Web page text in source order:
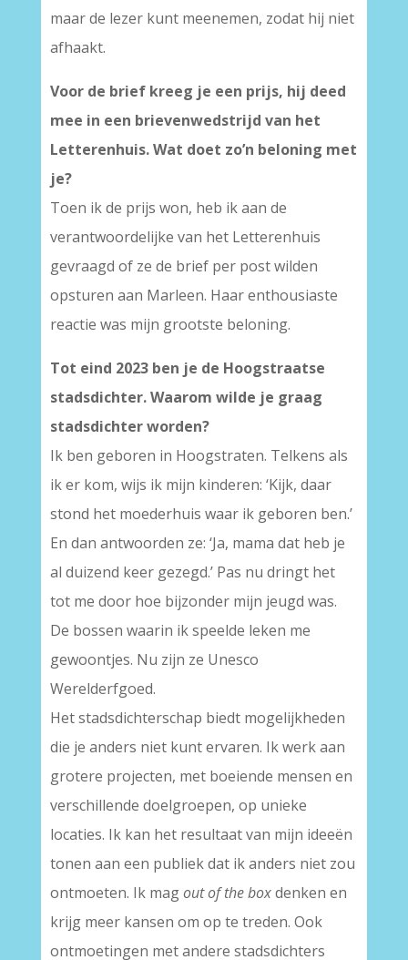
maar de lezer kunt meenemen, zodat hij niet
afhaakt.
Voor de brief kreeg je een prijs, hij deed
mee in een brievenwedstrijd van het
Letterenhuis. Wat doet zo’n beloning met
je?
Toen ik de prijs won, heb ik aan de
verantwoordelijke van het Letterenhuis
gevraagd of ze de brief per post wilden
opsturen aan Marleen. Haar enthousiaste
reactie was mijn grootste beloning.
Tot eind 2023 ben je de Hoogstraatse
stadsdichter. Waarom wilde je graag
stadsdichter worden?
Ik ben geboren in Hoogstraten. Telkens als
ik er kom, wijs ik mijn kinderen: ‘Kijk, daar
stond het moederhuis waar ik geboren ben.’
En dan antwoorden ze: ‘Ja, mama dat heb je
al duizend keer gezegd.’ Pas nu dringt het
tot me door hoe bijzonder mijn jeugd was.
De bossen waarin ik speelde leken me
gewoontjes. Nu zijn ze Unesco
Werelderfgoed.
Het stadsdichterschap biedt mogelijkheden
die je anders niet kunt ervaren. Ik werk aan
grotere projecten, met boeiende mensen en
verschillende doelgroepen, op unieke
locaties. Ik kan het resultaat van mijn ideeën
tonen aan een publiek dat ik anders niet zou
ontmoeten. Ik magout of the boxdenken en
krijg meer kansen om op te treden. Ook
ontmoetingen met andere stadsdichters